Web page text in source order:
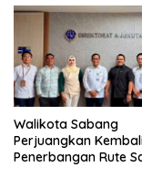
Walikota Sabang
Perjuangkan
Penerbangan Rute